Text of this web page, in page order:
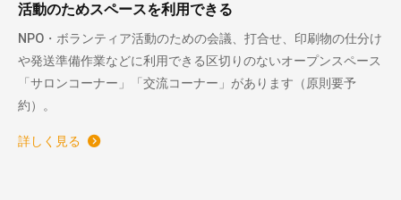
活動のためスペースを利用できる
NPO・ボランティア活動のための会議、打合せ、印刷物の仕分け
や発送準備作業などに利用できる区切りのないオープンスペース
「サロンコーナー」「交流コーナー」があります（原則要予
約）。
詳しく見る